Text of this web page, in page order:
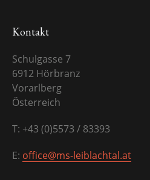
Kontakt
Schulgasse 7
6912 Hörbranz
Vorarlberg
Österreich
T: +43 (0)5573 / 83393
E: office@ms-leiblachtal.at